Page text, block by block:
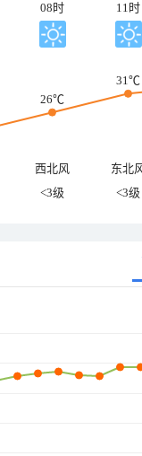
08时 11时
26℃
31℃
西北风
东北
<3级 <3级